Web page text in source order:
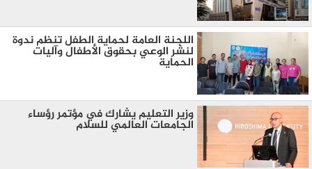
اللجنة العامة لحماية الطفل تنظم ندوة
لنشر الوعي بحقوق الأطفال وآليات
الحماية
وزير التعليم يشارك في مؤتمر رؤساء
الجامعات العالمي للسلام